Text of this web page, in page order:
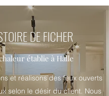
DE FICHER
établie à Halle
et réalisons des feux ouverts
selon le désir du client. Nous